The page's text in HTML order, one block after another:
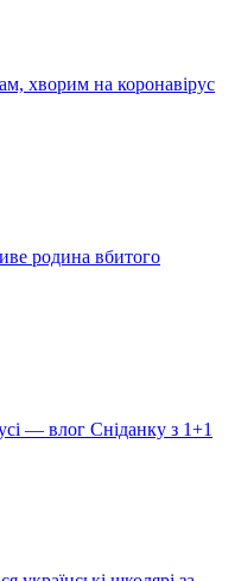
хворим на коронавірус
родина вбитого
— влог Сніданку з 1+1